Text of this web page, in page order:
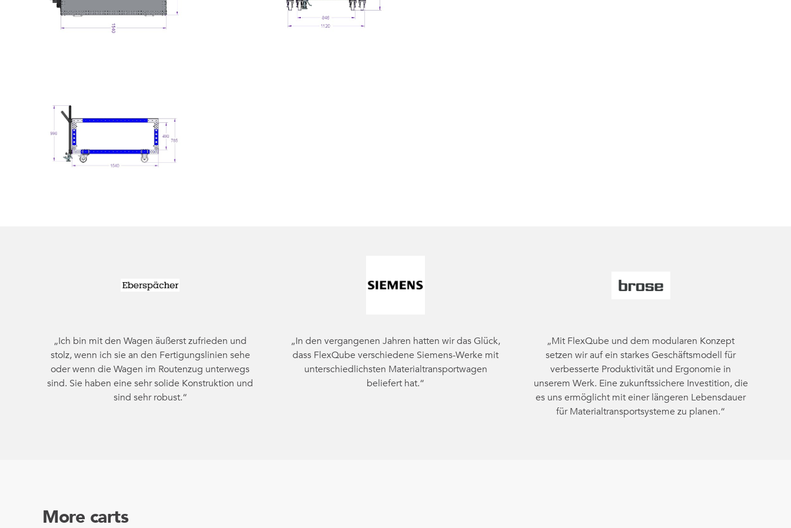
„Ich bin mit den Wagen äußerst zufrieden und
stolz, wenn ich sie an den Fertigungslinien sehe
oder wenn die Wagen im Routenzug unterwegs
sind. Sie haben eine sehr solide Konstruktion und
sind sehr robust.“
„In den vergangenen Jahren hatten wir das Glück,
dass FlexQube verschiedene Siemens-Werke mit
unterschiedlichsten Materialtransportwagen
beliefert hat.“
„Mit FlexQube und dem modularen Konzept
setzen wir auf ein starkes Geschäftsmodell für
verbesserte Produktivität und Ergonomie in
unserem Werk. Eine zukunftssichere Investition, die
es uns ermöglicht mit einer längeren Lebensdauer
für Materialtransportsysteme zu planen.“
More carts